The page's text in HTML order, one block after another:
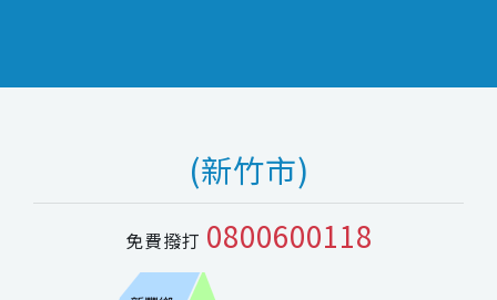
(新竹市)
免費撥打 0800600118